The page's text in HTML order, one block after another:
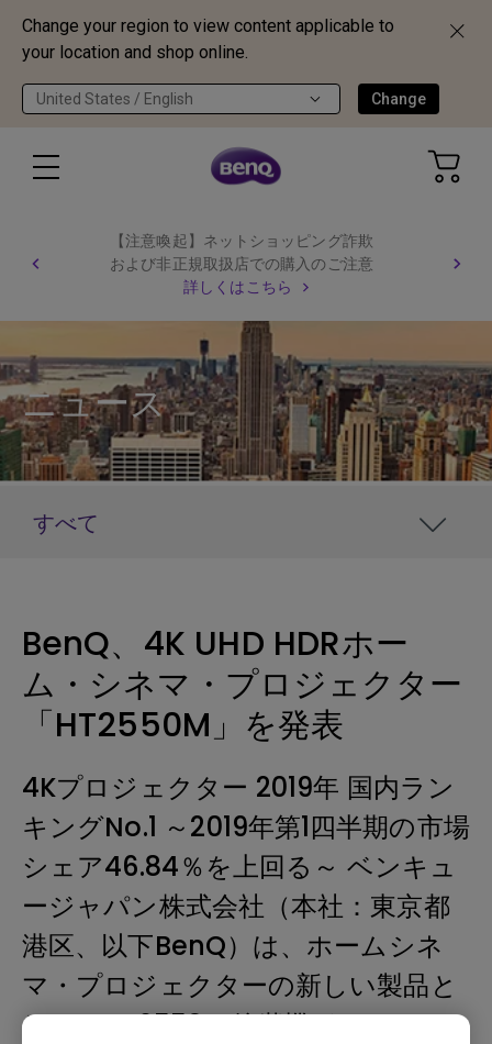
Change your region to view content applicable to
your location and shop online.
United States / English Change
【注意喚起】ネットショッピング詐欺
および非正規取扱店での購入のご注意
詳しくはこちら
ニュース
すべて
BenQ、4K UHD HDRホー
ム・シネマ・プロジェクター
「HT2550M」を発表
4Kプロジェクター 2019年 国内ラン
キングNo.1 ～2019年第1四半期の市場
シェア46.84％を上回る～ ベンキュ
ージャパン株式会社（本社：東京都
港区、以下BenQ）は、ホームシネ
マ・プロジェクターの新しい製品と
して、HT2550の後継機種の4K UHD